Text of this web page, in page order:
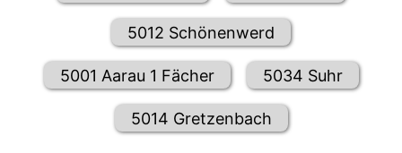
5012 Schönenwerd
5001 Aarau 1 Fächer 5034 Suhr
5014 Gretzenbach